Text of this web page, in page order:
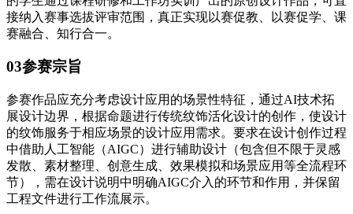
接纳入赛事选拔评审范围，真正实现以赛促教、以赛促学、课
赛融合、知行合一。
03参赛宗旨
参赛作品应充分考虑设计应用的场景性特征，通过AI技术拓
展设计边界，根据命题进行传统纹饰活化设计的创作，使设计
的纹饰服务于相应场景的设计应用需求。要求在设计创作过程
中借助人工智能（AIGC）进行辅助设计（包含但不限于灵感
发散、素材整理、创意生成、效果模拟和场景应用等全流程环
节），需在设计说明中明确AIGC介入的环节和作用，并保留
工程文件进行工作流展示。